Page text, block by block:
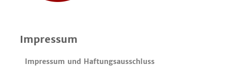
Impressum
Impressum und Haftungsausschluss